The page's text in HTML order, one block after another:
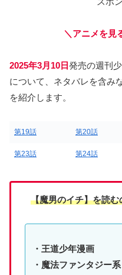
＼アニメを見
2025年3月10日発売の週刊
について、ネタバレを含み
を紹介します。
第19話 第20話
第23話 第24話
【魔男のイチ】を読む
・王道少年漫画
・魔法ファンタジー系